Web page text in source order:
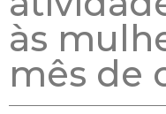
às
mês de